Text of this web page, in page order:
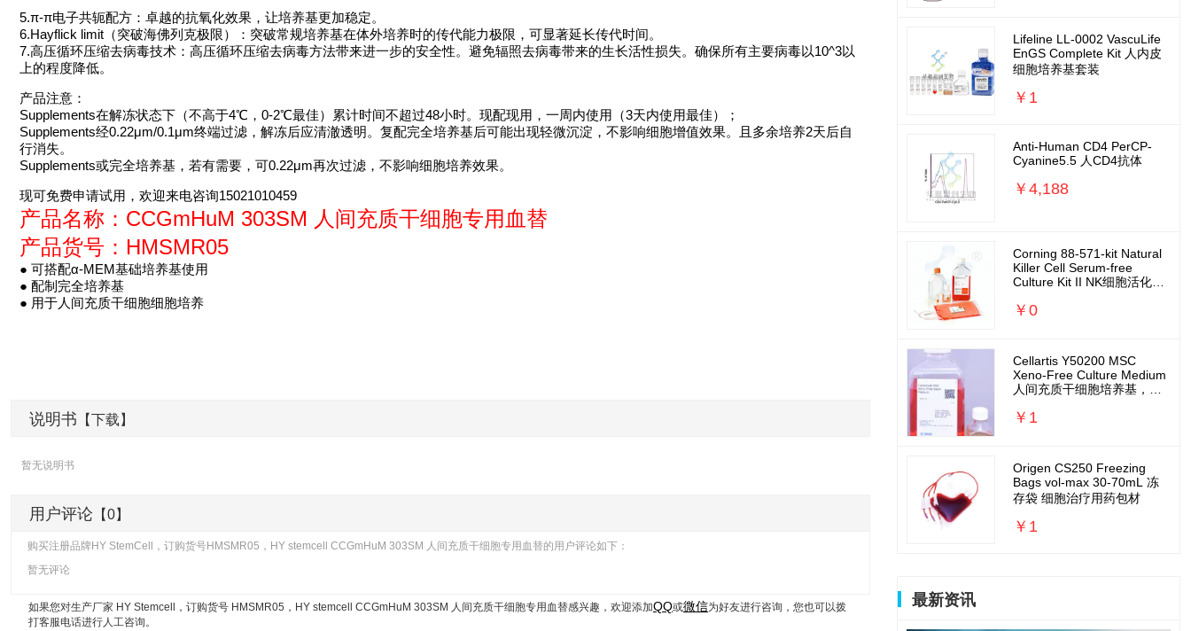
5.π-π电子共轭配方：卓越的抗氧化效果，让培养基更加稳定。
6.Hayflick limit（突破海佛列克极限）：突破常规培养基在体外培养时的传代能力极限，可显著延长传代时间。
7.高压循环压缩去病毒技术：高压循环压缩去病毒方法带来进一步的安全性。避免辐照去病毒带来的生长活性损失。确保所有主要病毒以10^3以
上的程度降低。
产品注意：
Supplements在解冻状态下（不高于4℃，0-2℃最佳）累计时间不超过48小时。现配现用，一周内使用（3天内使用最佳）；
Supplements经0.22μm/0.1μm终端过滤，解冻后应清澈透明。复配完全培养基后可能出现轻微沉淀，不影响细胞增值效果。且多余培养2天后自
行消失。
Supplements或完全培养基，若有需要，可0.22μm再次过滤，不影响细胞培养效果。
现可免费申请试用，欢迎来电咨询15021010459
产品名称：CCGmHuM 303SM 人间充质干细胞专用血替
产品货号：HMSMR05
● 可搭配α-MEM基础培养基使用
● 配制完全培养基
● 用于人间充质干细胞细胞培养
说明书 【下载】
暂无说明书
用户评论 【0】
购买注册品牌HY StemCell，订购货号HMSMR05，HY stemcell CCGmHuM 303SM 人间充质干细胞专用血替的用户评论如下：
暂无评论
如果您对生产厂家 HY Stemcell，订购货号 HMSMR05， HY stemcell CCGmHuM 303SM 人间充质干细胞专用血替感兴趣，欢迎添加QQ或微信为好友进行咨询，您也可以拨
打客服电话进行人工咨询。
Lifeline LL-0002 VascuLife
EnGS Complete Kit 人内皮
细胞培养基套装
￥1
Anti-Human CD4 PerCP-
Cyanine5.5 人CD4抗体
￥4,188
Corning 88-571-kit Natural
Killer Cell Serum-free
Culture Kit II NK细胞活化扩
￥0
Cellartis Y50200 MSC
Xeno-Free Culture Medium
人间充质干细胞培养基，无
￥1
Origen CS250 Freezing
Bags vol-max 30-70mL 冻
存袋 细胞治疗用药包材
￥1
最新资讯